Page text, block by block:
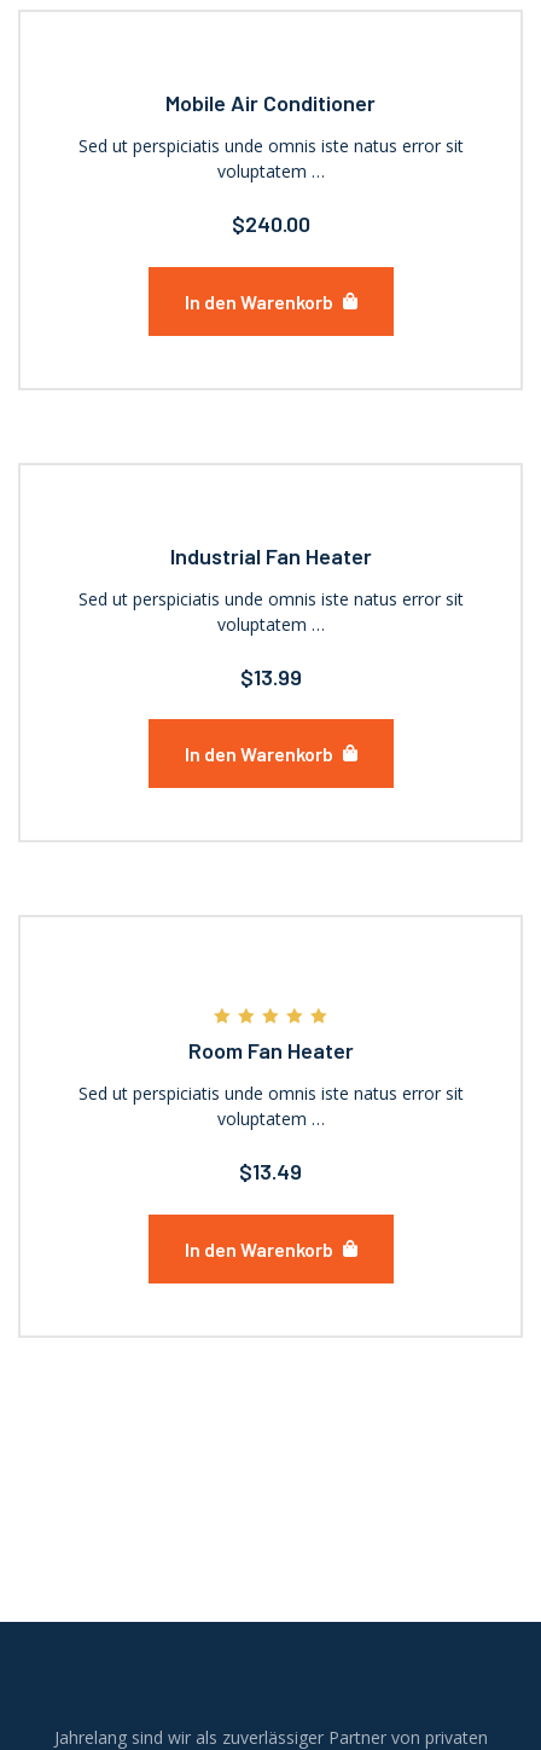
Mobile Air Conditioner
Sed ut perspiciatis unde omnis iste natus error sit
voluptatem …
$240.00
In den Warenkorb
Industrial Fan Heater
Sed ut perspiciatis unde omnis iste natus error sit
voluptatem …
$13.99
In den Warenkorb
Bewertet mit
5.00
Room Fan Heater
Sed ut perspiciatis unde omnis iste natus error sit
voluptatem …
$13.49
In den Warenkorb
Jahrelang sind wir als zuverlässiger Partner von privaten